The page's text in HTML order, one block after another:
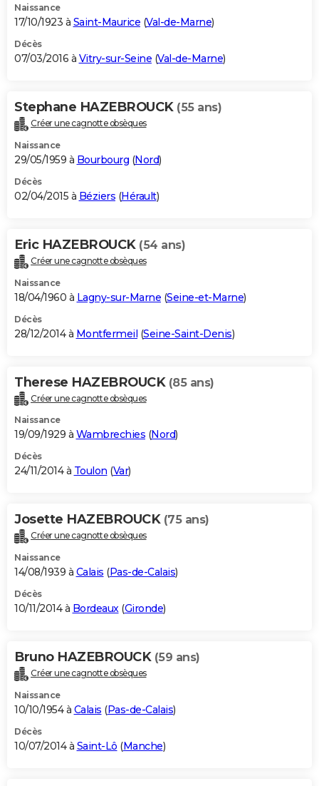
Naissance
17/10/1923 à Saint-Maurice (Val-de-Marne)
Décès
07/03/2016 à Vitry-sur-Seine (Val-de-Marne)
Stephane HAZEBROUCK (55 ans)
Créer une cagnotte obsèques
Naissance
29/05/1959 à Bourbourg (Nord)
Décès
02/04/2015 à Béziers (Hérault)
Eric HAZEBROUCK (54 ans)
Créer une cagnotte obsèques
Naissance
18/04/1960 à Lagny-sur-Marne (Seine-et-Marne)
Décès
28/12/2014 à Montfermeil (Seine-Saint-Denis)
Therese HAZEBROUCK (85 ans)
Créer une cagnotte obsèques
Naissance
19/09/1929 à Wambrechies (Nord)
Décès
24/11/2014 à Toulon (Var)
Josette HAZEBROUCK (75 ans)
Créer une cagnotte obsèques
Naissance
14/08/1939 à Calais (Pas-de-Calais)
Décès
10/11/2014 à Bordeaux(Gironde)
Bruno HAZEBROUCK (59 ans)
Créer une cagnotte obsèques
Naissance
10/10/1954 à Calais (Pas-de-Calais)
Décès
10/07/2014 à Saint-Lô (Manche)